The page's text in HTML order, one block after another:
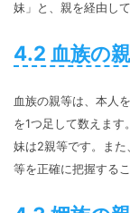
妹」と、親を経由し
4.2 血族の
血族の親等は、本人
を1つ足して数えま
妹は2親等です。ま
等を正確に把握する